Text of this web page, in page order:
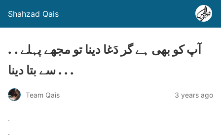
Shahzad Qais
. . آپ کو بھی ہے گر دَغا دینا تو مجھے پہلے
سے بتا دینا . . .
Team Qais 3 years ago
.
.